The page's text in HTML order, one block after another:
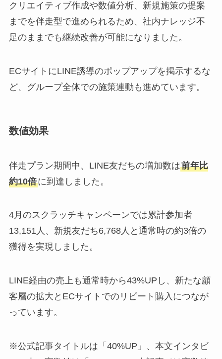
クリエイティブ作成や数値分析、新規施策の提案
までを伴走型で進められるため、社内ナレッジ不
足のままでも継続改善が可能になりました。
ECサイトにLINE誘導のポップアップを掲示するな
ど、グループ全体での施策連動も進めています。
数値効果
伴走プラン期間中、LINE友だちの増加数は前年比
約10倍に到達しました。
4月のスクラッチキャンペーンでは累計参加者
13,151人、新規友だち6,768人と通常時の約3倍の
獲得を実現しました。
LINE経由の売上も通常時から43%UPし、新たな顧
客層の拡大とECサイトでのリピート購入につなが
っています。
※公式記事タイトルは「40%UP」、本文インタビ